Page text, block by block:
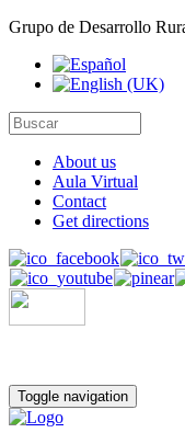
Grupo de Desarrollo
About us
Aula Virtual
Contact
Get directions
Toggle navigation